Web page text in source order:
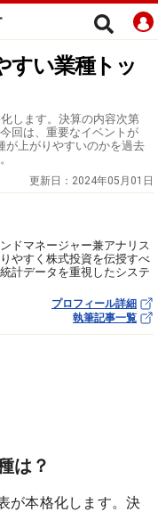
すい業種トッ
します。決算の内容次第
回は、重要なイベントが
が上がりやすいのかを過去
更新日： 2024年05月01日
ドマネージャー兼アナリス
やすく株式投資を伝授すべ
計データを重視したシステ
プロフィール詳細
執筆記事一覧
は？
が本格化します。決